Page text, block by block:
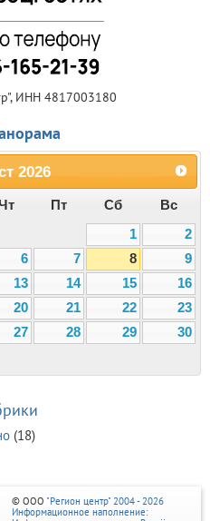
ИНН 4817003180
2026
Пт Сб
Вс
1
2
6 7 8
9
13 14 15
16
20 21 22
23
27 28 29
30
(18)
© ООО "Регион центр" 2004 - 2026
Информационное наполнение: